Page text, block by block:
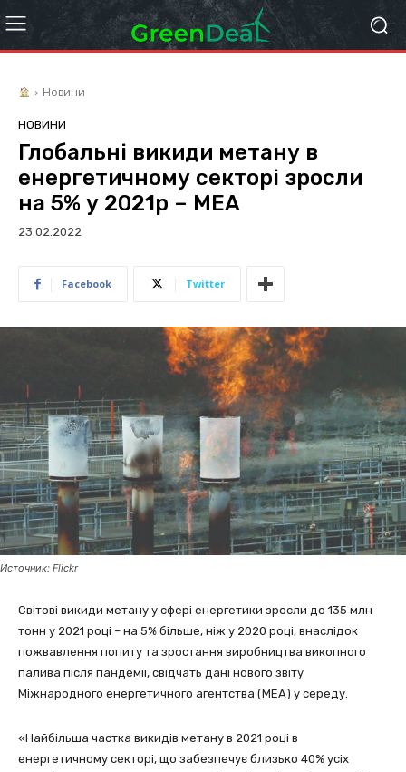
Новини
НОВИНИ
Глобальні викиди метану в
енергетичному секторі зросли
на 5% у 2021р – МЕА
23.02.2022
Facebook Twitter
Источник: Flickr
Світові викиди метану у сфері енергетики зросли до 135 млн
тонн у 2021 році – на 5% більше, ніж у 2020 році, внаслідок
пожвавлення попиту та зростання виробництва викопного
палива після пандемії, свідчать дані нового звіту
Міжнародного енергетичного агентства (МЕА) у середу.
«Найбільша частка викидів метану в 2021 році в
енергетичному секторі, що забезпечує близько 40% усіх